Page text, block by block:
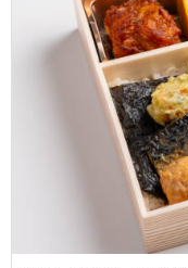
かずも豊富なので
かったのでまた注
ご利用シーン： ロケ・
東京都豊島区高田